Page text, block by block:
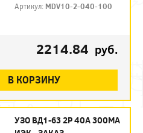
Артикул: MDV10-2-040-100
2214.84 руб.
В КОРЗИНУ
УЗО ВД1-63 2Р 40А 300МА